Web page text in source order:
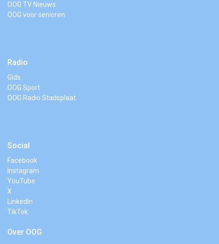
OOG TV Nieuws
OOG voor senioren
Radio
Gids
OOG Sport
OOG Radio Stadsplaat
Social
Facebook
Instagram
YouTube
X
LinkedIn
TikTok
Over OOG